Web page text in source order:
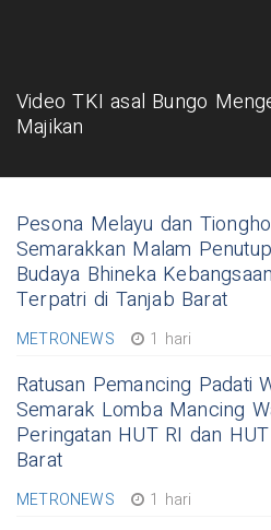
Video TKI asal Bungo
Majikan
Pesona Melayu dan
Semarakkan Malam
Budaya Bhineka Kebangsaan
Terpatri di Tanjab Barat
METRONEWS 1 hari
Ratusan Pemancing Padati
Semarak Lomba Mancing
Peringatan HUT RI dan
Barat
METRONEWS 1 hari